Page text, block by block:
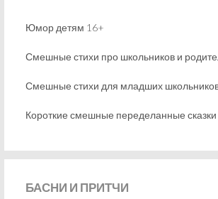
Юмор детям 16+
Смешные стихи про школьников и
Смешные стихи для младших
Короткие смешные переделанные сказки
БАСНИ И ПРИТЧИ